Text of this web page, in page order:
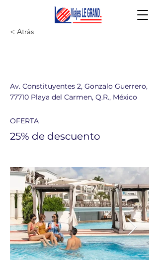
< Atrás
Av. Constituyentes 2, Gonzalo Guerrero,
77710 Playa del Carmen, Q.R., México
OFERTA
25% de descuento